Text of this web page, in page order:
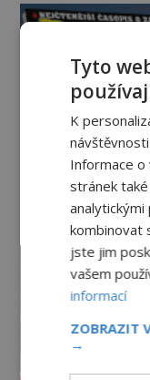
vrch Hr
Tyto
K
Informace o
stránek
kombinovat
jste jim
vašem
informací
ZOBRAZIT
→